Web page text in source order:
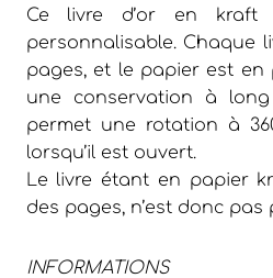
Ce livre d’or en kraft
personnalisable. Chaque
pages, et le papier est
une conservation à
permet une rotation à
lorsqu’il est ouvert.
Le livre étant en papier
des pages, n’est donc
INFORMATIONS